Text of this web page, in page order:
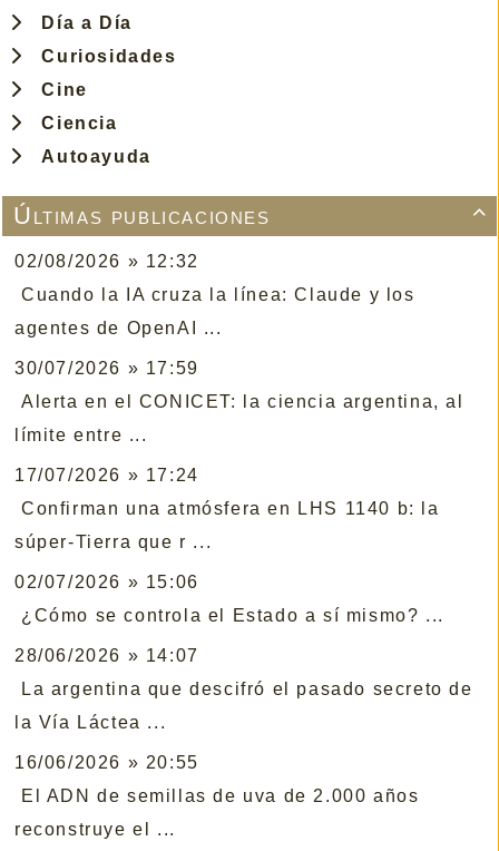
Día a Día
Curiosidades
Cine
Ciencia
Autoayuda

Últimas publicaciones
02/08/2026 » 12:32
Cuando la IA cruza la línea: Claude y los
agentes de OpenAI ...
30/07/2026 » 17:59
Alerta en el CONICET: la ciencia argentina, al
límite entre ...
17/07/2026 » 17:24
Confirman una atmósfera en LHS 1140 b: la
súper-Tierra que r ...
02/07/2026 » 15:06
¿Cómo se controla el Estado a sí mismo? ...
28/06/2026 » 14:07
La argentina que descifró el pasado secreto de
la Vía Láctea ...
16/06/2026 » 20:55
El ADN de semillas de uva de 2.000 años
reconstruye el ...